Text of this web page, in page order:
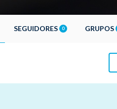
SEGUIDORES 0 GRUPOS